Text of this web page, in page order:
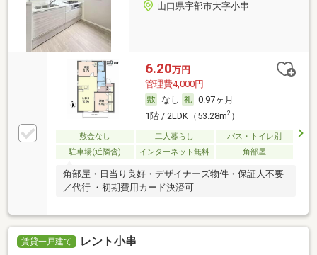
山口県宇部市大字小串
6.20万円
管理費4,000円
なし
0.97ヶ月
1階 / 2LDK（53.28m2）
敷金なし 二人暮らし
バス・トイレ別
駐車場(近隣含)
インターネット無料 角部屋
角部屋・日当り良好・デザイナーズ物件・保証人不要
／代行 ・初期費用カード決済可
賃貸一戸建て レント小串